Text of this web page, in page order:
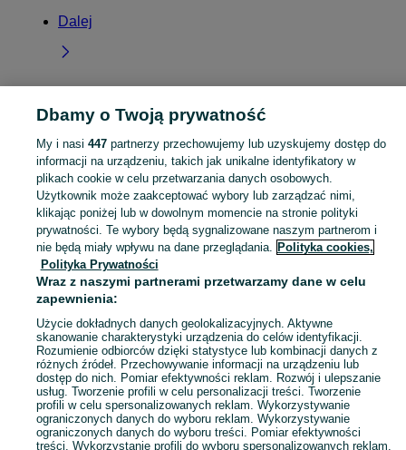
Dalej
Strona główna Lubuskie Trzebów
KATEGORIA
Skorzystaj z największego serwisu ogłoszeniowego - Trzebów i okolice! Kupuj to, czego pragniesz i sprzedawaj to, czego już nie potrzebujesz! Zobacz
Mapa kategorii
Mapa miejscowości
Mapa ministron
Popularne wyszukiwania
Dbamy o Twoją prywatność
My i nasi 447partnerzy przechowujemy lub uzyskujemy dostęp do
informacji na urządzeniu, takich jak unikalne identyfikatory w
plikach cookie w celu przetwarzania danych osobowych.
Użytkownik może zaakceptować wybory lub zarządzać nimi,
klikając poniżej lub w dowolnym momencie na stronie polityki
prywatności. Te wybory będą sygnalizowane naszym partnerom i
nie będą miały wpływu na dane przeglądania. Polityka cookies,
Polityka Prywatności
Wraz z naszymi partnerami przetwarzamy dane w celu
zapewnienia:
Użycie dokładnych danych geolokalizacyjnych. Aktywne
skanowanie charakterystyki urządzenia do celów identyfikacji.
Rozumienie odbiorców dzięki statystyce lub kombinacji danych z
różnych źródeł. Przechowywanie informacji na urządzeniu lub
dostęp do nich. Pomiar efektywności reklam. Rozwój i ulepszanie
usług. Tworzenie profili w celu personalizacji treści. Tworzenie
profili w celu spersonalizowanych reklam. Wykorzystywanie
ograniczonych danych do wyboru reklam. Wykorzystywanie
ograniczonych danych do wyboru treści. Pomiar efektywności
treści. Wykorzystanie profili do wyboru spersonalizowanych reklam.